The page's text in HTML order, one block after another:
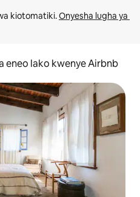
kiotomatiki. Onyesha lugha ya
eneo lako kwenye Airbnb